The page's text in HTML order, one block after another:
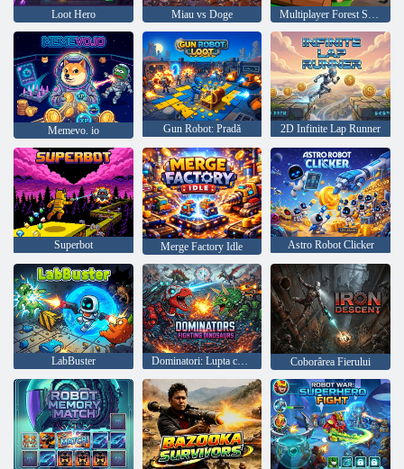
Loot Hero Miau vs Doge Multiplayer Forest Survive
Memevo. io Gun Robot: Pradă 2D Infinite Lap Runner
Superbot Merge Factory Idle Astro Robot Clicker
LabBuster Dominatori: Lupta cu Dinozaurii Coborârea Fierului